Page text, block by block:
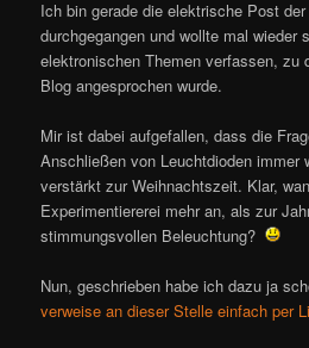
Ich bin gerade die elektrische Post
durchgegangen und wollte mal wieder
elektronischen Themen verfassen, zu
Blog angesprochen wurde.
Mir ist dabei aufgefallen, dass die
Anschließen von Leuchtdioden immer
verstärkt zur Weihnachtszeit. Klar,
Experimentiererei mehr an, als zur
stimmungsvollen Beleuchtung?
Nun, geschrieben habe ich dazu ja
verweise an dieser Stelle einfach per